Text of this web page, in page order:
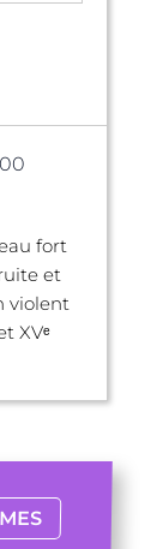
fort
et
violent
XVᵉ